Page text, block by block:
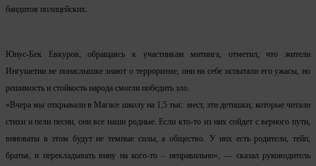
бандитов полицейских.
Юнус-Бек Евкуров, обращаясь к участникам митинга, отметил, что жители
Ингушетии не понаслышке знают о терроризме, они на себе испытали его ужасы, но
решимость и стойкость народа смогли победить зло.
«Вчера мы открывали в Магасе школу на 1,5 тыс. мест, эти детишки, которые читали
стихи и пели песни, они все наши родные. Если кто-то из них сойдет с верного пути,
виноваты в этом будут не темные силы, а общество. У них есть родители, тейп,
братья, и перекладывать вину на кого-то – неправильно», — сказал руководитель